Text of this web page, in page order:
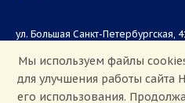
ул. Большая Санкт-Петербургская,
Приемная комиссия: +7(8162)33-
Мы используем файлы
для улучшения работы сайта
его использования.